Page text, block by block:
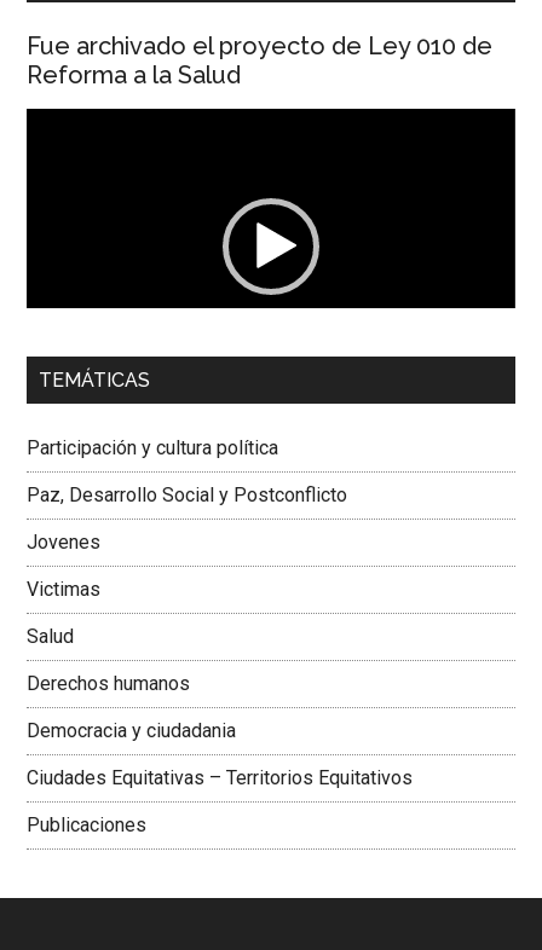
Fue archivado el proyecto de Ley 010 de
Reforma a la Salud
00:00 01:04
Dra. Carolina Corcho Mejía,Presidenta Corporación
Colombiana
TEMÁTICAS
Participación y cultura política
Paz, Desarrollo Social y Postconflicto
Jovenes
Victimas
Salud
Derechos humanos
Democracia y ciudadania
Ciudades Equitativas – Territorios Equitativos
Publicaciones